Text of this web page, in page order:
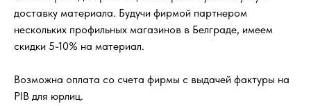
доставку материала. Будучи фирмой партнером
нескольких профильных магазинов в Белграде, имеем
скидки 5-10% на материал.
Возможна оплата со счета фирмы с выдачей фактуры на
PIB для юрлиц.